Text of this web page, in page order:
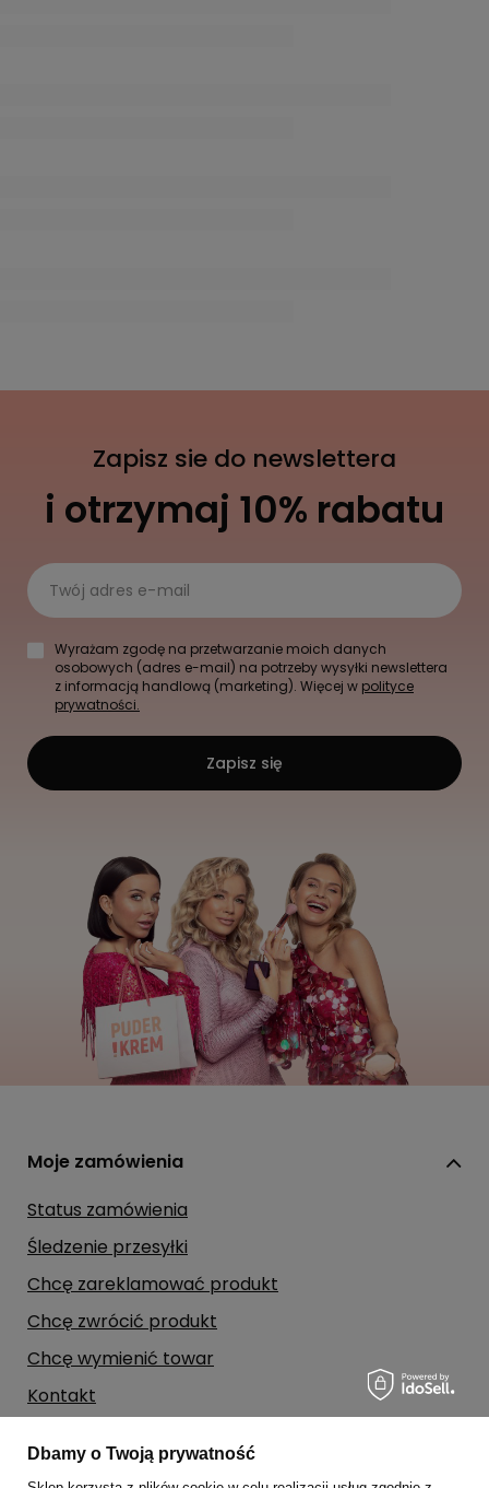
Zapisz sie do newslettera
i otrzymaj 10% rabatu
Twój adres e-mail
Wyrażam zgodę na przetwarzanie moich danych
osobowych (adres e-mail) na potrzeby wysyłki newslettera
z informacją handlową (marketing). Więcej w polityce
prywatności.
Zapisz się
Moje zamówienia
Status zamówienia
Śledzenie przesyłki
Chcę zareklamować produkt
Chcę zwrócić produkt
Chcę wymienić towar
Kontakt
Moje konto
Dbamy o Twoją prywatność